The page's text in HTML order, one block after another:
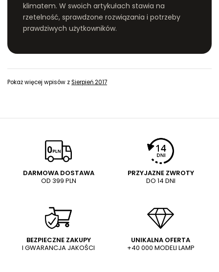
klimatem. W swoich artykułach stawia na
rzetelność, sprawdzone rozwiązania i potrzeby
prawdziwych użytkowników.
Pokaż więcej wpisów zSierpień 2017
DARMOWA DOSTAWA
OD 399 PLN
PRZYJAZNE ZWROTY
DO 14 DNI
BEZPIECZNE ZAKUPY
I GWARANCJA JAKOŚCI
UNIKALNA OFERTA
+40 000 MODELI LAMP